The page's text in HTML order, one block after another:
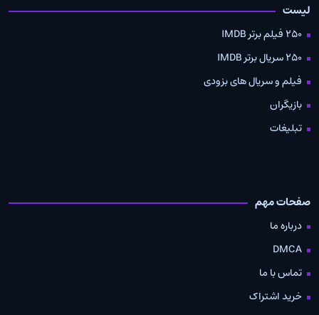
لیست
250 فیلم برتر IMDB
250 سریال برتر IMDB
فیلم و سریال های بزودی
بازیگران
تبلیغات
صفحات مهم
درباره ما
DMCA
تماس با ما
خرید اشتراک